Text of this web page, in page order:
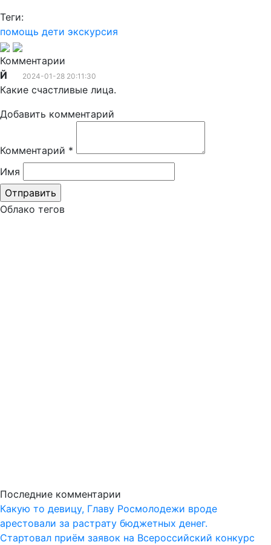
Теги:
помощь дети экскурсия
Комментарии
Й
2024-01-28 20:11:30
Какие счастливые лица.
Добавить комментарий
Комментарий *
Имя
Облако тегов
Последние комментарии
Какую то девицу, Главу Росмолодежи вроде
арестовали за растрату бюджетных денег.
Стартовал приём заявок на Всероссийский конкурс